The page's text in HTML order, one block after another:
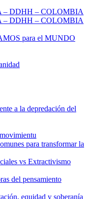
DDHH – COLOMBIA
DDHH – COLOMBIA
para el MUNDO
a la depredación del
para transformar la
vs Extractivismo
del pensamiento
equidad y soberanía